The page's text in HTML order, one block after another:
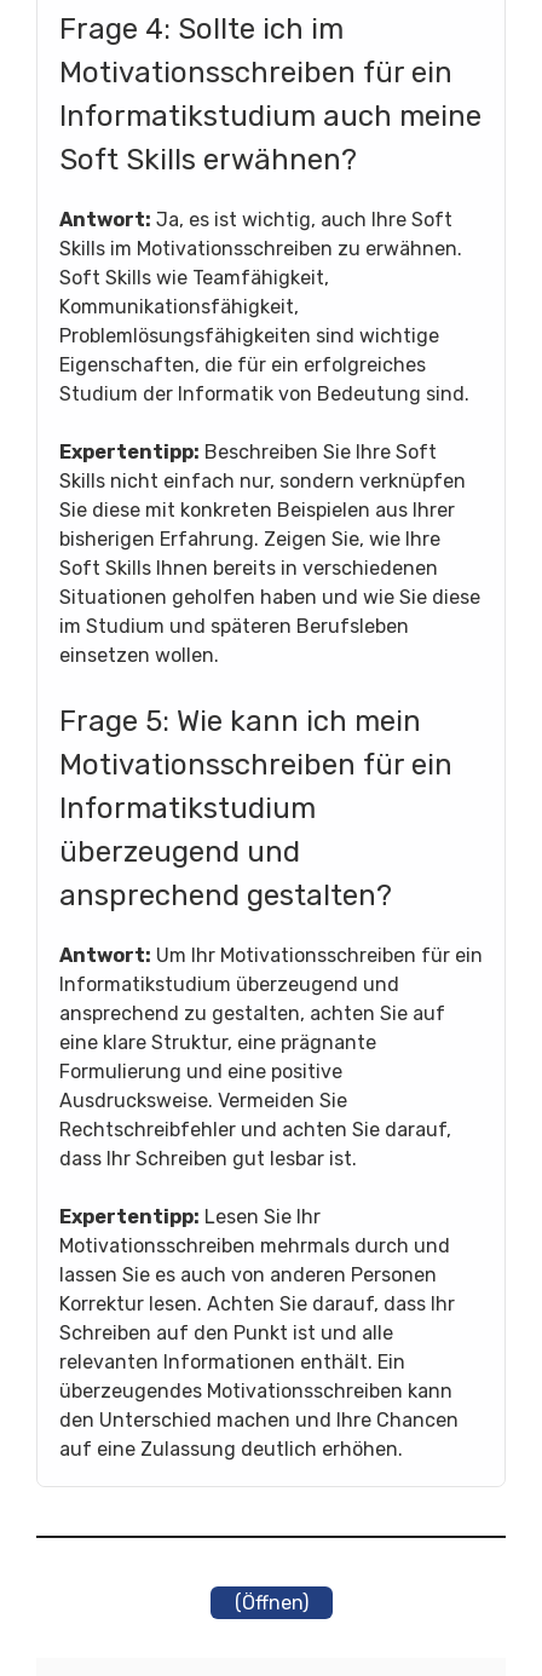
Frage 4: Sollte ich im
Motivationsschreiben für ein
Informatikstudium auch meine
Soft Skills erwähnen?
Antwort: Ja, es ist wichtig, auch Ihre Soft
Skills im Motivationsschreiben zu erwähnen.
Soft Skills wie Teamfähigkeit,
Kommunikationsfähigkeit,
Problemlösungsfähigkeiten sind wichtige
Eigenschaften, die für ein erfolgreiches
Studium der Informatik von Bedeutung sind.
Expertentipp: Beschreiben Sie Ihre Soft
Skills nicht einfach nur, sondern verknüpfen
Sie diese mit konkreten Beispielen aus Ihrer
bisherigen Erfahrung. Zeigen Sie, wie Ihre
Soft Skills Ihnen bereits in verschiedenen
Situationen geholfen haben und wie Sie diese
im Studium und späteren Berufsleben
einsetzen wollen.
Frage 5: Wie kann ich mein
Motivationsschreiben für ein
Informatikstudium
überzeugend und
ansprechend gestalten?
Antwort: Um Ihr Motivationsschreiben für ein
Informatikstudium überzeugend und
ansprechend zu gestalten, achten Sie auf
eine klare Struktur, eine prägnante
Formulierung und eine positive
Ausdrucksweise. Vermeiden Sie
Rechtschreibfehler und achten Sie darauf,
dass Ihr Schreiben gut lesbar ist.
Expertentipp: Lesen Sie Ihr
Motivationsschreiben mehrmals durch und
lassen Sie es auch von anderen Personen
Korrektur lesen. Achten Sie darauf, dass Ihr
Schreiben auf den Punkt ist und alle
relevanten Informationen enthält. Ein
überzeugendes Motivationsschreiben kann
den Unterschied machen und Ihre Chancen
auf eine Zulassung deutlich erhöhen.
(Öffnen)